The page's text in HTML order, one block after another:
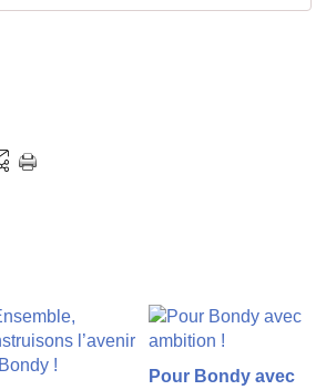
Pour Bondy avec